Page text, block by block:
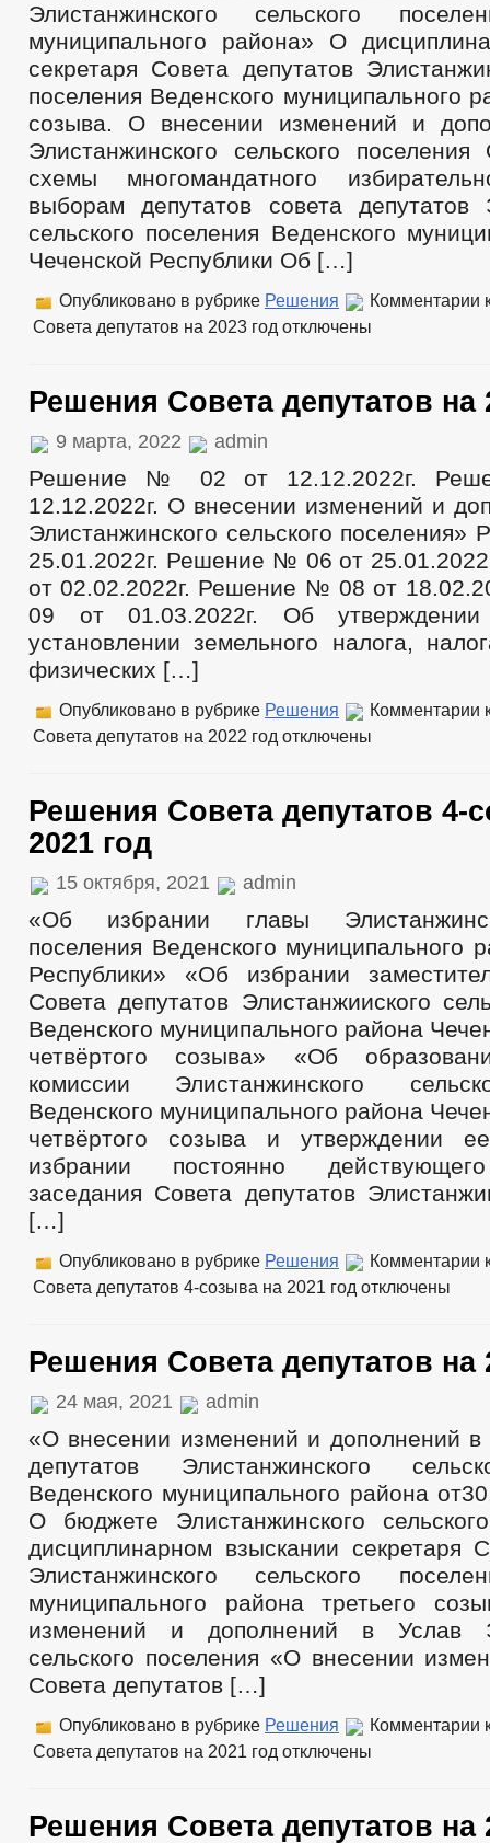
Элистанжинского сельского
муниципального района» О
секретаря Совета депутатов
поселения Веденского муниципального
созыва. О внесении изменений и
Элистанжинского сельского
схемы многомандатного
выборам депутатов совета депутатов
сельского поселения Веденского
Чеченской Республики Об […]
Опубликовано в рубрике Решения Комментарии
Совета депутатов на 2023 год отключены
Решения Совета депутатов на
9 марта, 2022 admin
Решение № 02 от 12.12.2022г.
12.12.2022г. О внесении изменений и
Элистанжинского сельского
25.01.2022г. Решение № 06 от
от 02.02.2022г. Решение № 08 от
09 от 01.03.2022г. Об
установлении земельного налога,
физических […]
Опубликовано в рубрике Решения Комментарии
Совета депутатов на 2022 год отключены
Решения Совета депутатов 4-
2021 год
15 октября, 2021 admin
«Об избрании главы
поселения Веденского муниципального
Республики» «Об избрании
Совета депутатов Элистанжииского
Веденского муниципального района
четвёртого созыва» «Об
комиссии Элистанжинского
Веденского муниципального района
четвёртого созыва и утверждении
избрании постоянно
заседания Совета депутатов
[…]
Опубликовано в рубрике Решения Комментарии
Совета депутатов 4-созыва на 2021 год отключены
Решения Совета депутатов на
24 мая, 2021 admin
«О внесении изменений и дополнений
депутатов Элистанжинского
Веденского муниципального района
О бюджете Элистанжинского
дисциплинарном взыскании секретаря
Элистанжинского сельского
муниципального района третьего
изменений и дополнений в Услав
сельского поселения «О внесении
Совета депутатов […]
Опубликовано в рубрике Решения Комментарии
Совета депутатов на 2021 год отключены
Решения Совета депутатов на